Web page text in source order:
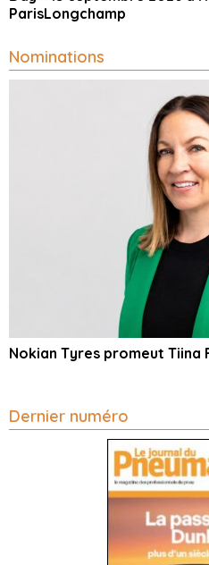
ParisLongchamp
Nominations
Nokian Tyres promeut
Dernier numéro